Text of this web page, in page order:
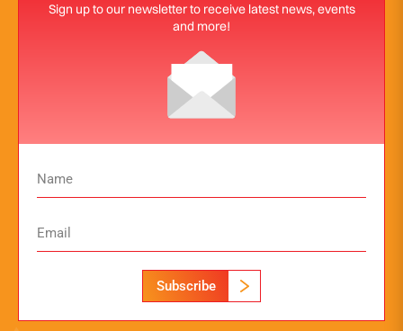
Sign up to our newsletter to receive latest news, events
and more!
Subscribe